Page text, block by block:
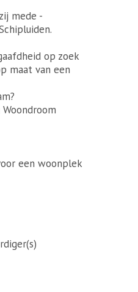
mede -
op zoek
maat van een
een woonplek